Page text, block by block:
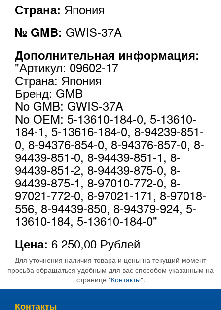
Страна: Япония
№ GMB: GWIS-37A
Дополнительная информация:
"Артикул: 09602-17
Страна: Япония
Бренд: GMB
No GMB: GWIS-37A
No OEM: 5-13610-184-0, 5-13610-
184-1, 5-13616-184-0, 8-94239-851-
0, 8-94376-854-0, 8-94376-857-0, 8-
94439-851-0, 8-94439-851-1, 8-
94439-851-2, 8-94439-875-0, 8-
94439-875-1, 8-97010-772-0, 8-
97021-772-0, 8-97021-171, 8-97018-
556, 8-94439-850, 8-94379-924, 5-
13610-184, 5-13610-184-0"
Цена: 6 250,00 Рублей
Для уточнения наличия товара и цены на текущий момент
просьба обращаться удобным для вас способом указанным на
странице "Контакты".
Контакты